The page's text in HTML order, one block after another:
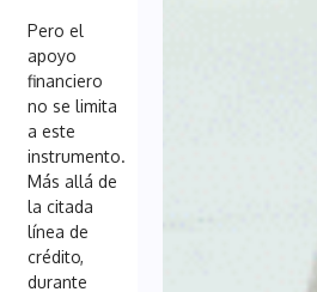
Pero el
apoyo
financiero
no se limita
a este
instrumento.
Más allá de
la citada
línea de
crédito,
durante